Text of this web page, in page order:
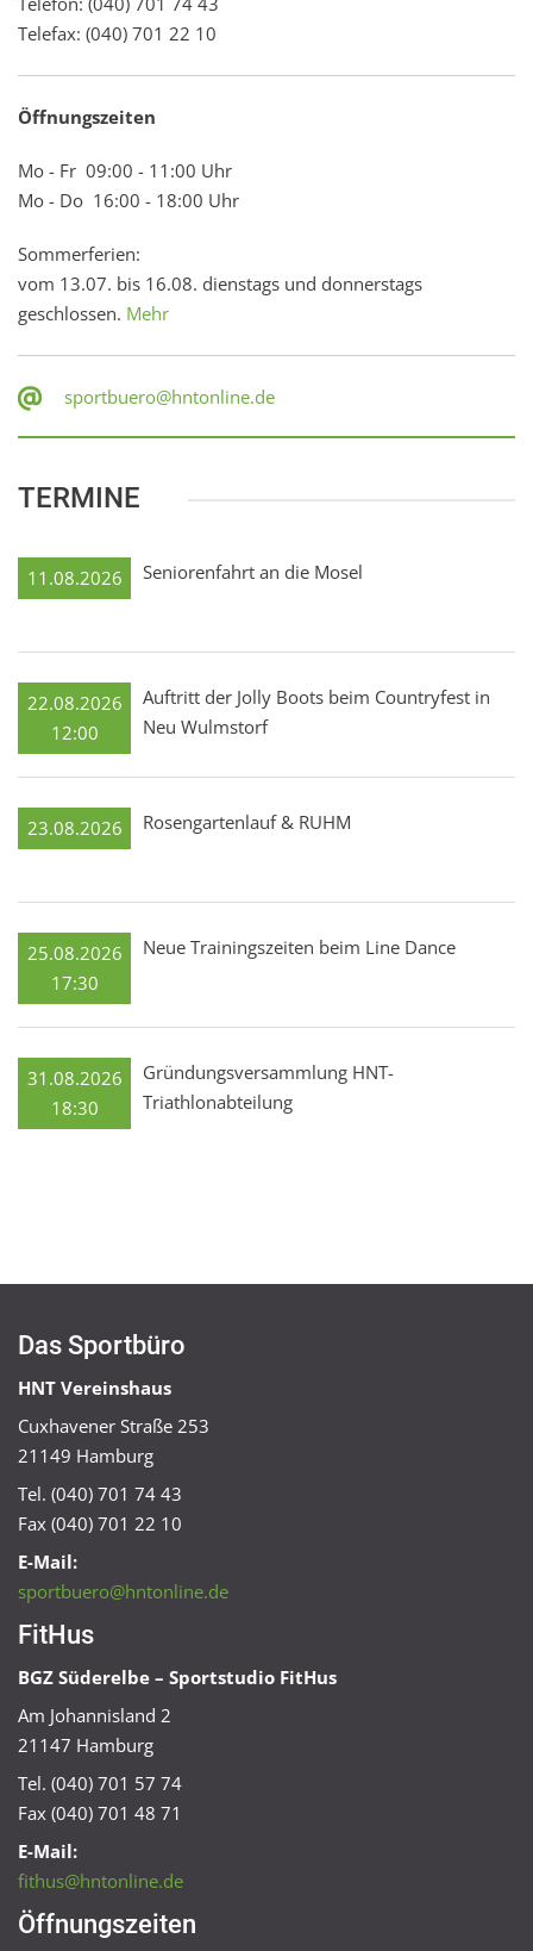
Telefax: (040) 701 22 10
Öffnungszeiten
Mo - Fr 09:00 - 11:00 Uhr
Mo - Do 16:00 - 18:00 Uhr
Sommerferien:
vom 13.07. bis 16.08. dienstags und donnerstags
geschlossen. Mehr
sportbuero@hntonline.de
TERMINE
11.08.2026 Seniorenfahrt an die Mosel
22.08.2026
12:00
Auftritt der Jolly Boots beim Countryfest in
Neu Wulmstorf
23.08.2026 Rosengartenlauf & RUHM
25.08.2026
17:30
Neue Trainingszeiten beim Line Dance
31.08.2026
18:30
Gründungsversammlung HNT-
Triathlonabteilung
Das Sportbüro
HNT Vereinshaus
Cuxhavener Straße 253
21149 Hamburg
Tel. (040) 701 74 43
Fax (040) 701 22 10
E-Mail:
sportbuero@hntonline.de
FitHus
BGZ Süderelbe – Sportstudio FitHus
Am Johannisland 2
21147 Hamburg
Tel. (040) 701 57 74
Fax (040) 701 48 71
E-Mail:
fithus@hntonline.de
Öffnungszeiten